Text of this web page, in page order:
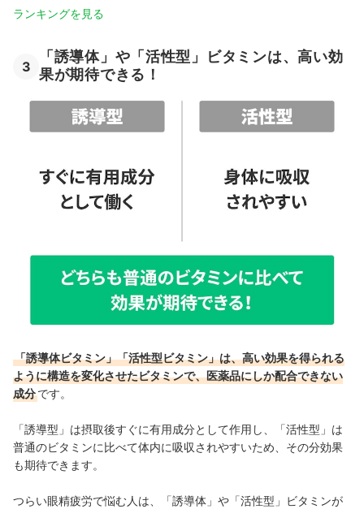
ランキングを見る
3
「誘導体」や「活性型」ビタミンは、高い効
果が期待できる！
「誘導体ビタミン」「活性型ビタミン」は、高い効果を得られる
ように構造を変化させたビタミンで、医薬品にしか配合できない
成分です。
「誘導型」は摂取後すぐに有用成分として作用し、「活性型」は
普通のビタミンに比べて体内に吸収されやすいため、その分効果
も期待できます。
つらい眼精疲労で悩む人は、「誘導体」や「活性型」ビタミンが